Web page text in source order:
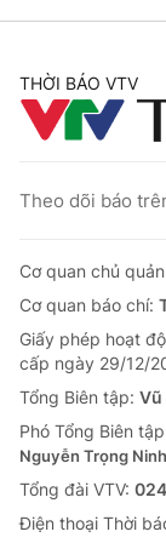
THỜI BÁO VTV
Theo dõi báo
Cơ quan chủ
Cơ quan báo chí:
Giấy phép hoạt
cấp ngày 29/12/
Tổng Biên tập: Vũ
Phó Tổng Biên
Nguyễn Trọng Ninh
Tổng đài VTV:
Ðiện thoại Thời